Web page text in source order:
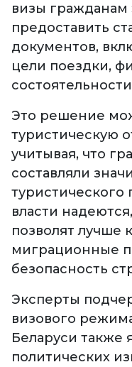
визы гражданам
предоставить
документов,
цели поездки,
Это решение
туристическую
учитывая, что
составляли
туристического
власти
позволят лучше
миграционные
безопасность
Эксперты
визового
Беларуси также
политических